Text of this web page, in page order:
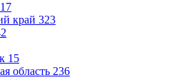
17
край 323
15
область 236